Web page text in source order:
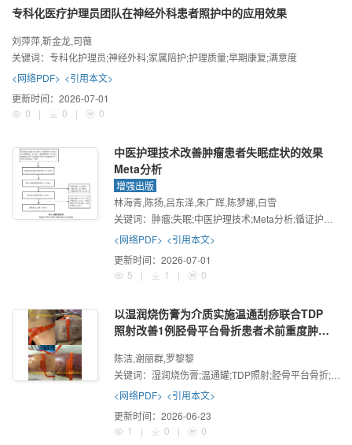
专科化医疗护理员团队在神经外科患者照护中的应用效果
刘萍萍,靳金龙,司薇
关键词： 专科化护理员;神经外科;家属陪护;护理质量;早期康复;满意度
<网络PDF> <引用本文>
更新时间： 2026-07-01
0
| 0 | 0
中医护理技术改善肿瘤患者失眠症状的效果
Meta分析
增强出版
林海青,陈扬,吕东泽,朱广辉,陈梦娜,白雪
关键词： 肿瘤;失眠;中医护理技术;Meta分析;循证护理学
<网络PDF> <引用本文>
更新时间： 2026-07-01
5
| 1 | 0
以湿润烧伤膏为介质实施温通刮痧联合TDP
照射改善1例胫骨平台骨折患者术前重度肿胀
陈洁,谢丽群,罗黎黎
关键词： 湿润烧伤膏;温通罐;TDP照射;胫骨平台骨折;术前重度肿胀
<网络PDF> <引用本文>
更新时间： 2026-06-23
1
| 0 | 0